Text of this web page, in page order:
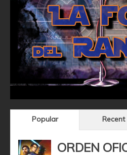
Popular Recent
ORDEN